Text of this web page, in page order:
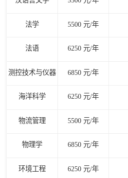
法学 5500 元/年
法语 6250 元/年
测控技术与仪器 6850 元/年
海洋科学 6250 元/年
物流管理 5500 元/年
物理学 6850 元/年
环境工程 6250 元/年